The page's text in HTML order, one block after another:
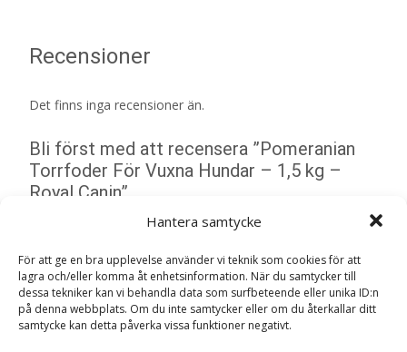
Hantera samtycke
För att ge en bra upplevelse använder vi teknik som cookies för att
lagra och/eller komma åt enhetsinformation. När du samtycker till
dessa tekniker kan vi behandla data som surfbeteende eller unika ID:n
på denna webbplats. Om du inte samtycker eller om du återkallar ditt
samtycke kan detta påverka vissa funktioner negativt.
Recensioner
Det finns inga recensioner än.
Bli först med att recensera ”Pomeranian
Torrfoder För Vuxna Hundar – 1,5 kg –
Royal Canin”
Din e-postadress kommer inte publiceras.
Obligatoriska fält
Ditt betyg*
Din recension*